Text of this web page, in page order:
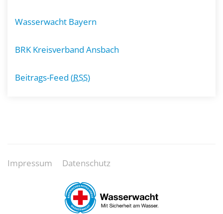
Wasserwacht Bayern
BRK Kreisverband Ansbach
Beitrags-Feed (RSS)
Impressum Datenschutz